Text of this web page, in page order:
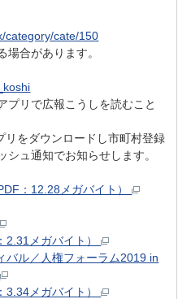
category/cate/150
合があります。
プリで広報こうしを読むこと
をダウンロードし市町村登録
ュ通知でお知らせします。
：12.28メガバイト）
2.31メガバイト）
バル／人権フォーラム2019 in
3.34メガバイト）